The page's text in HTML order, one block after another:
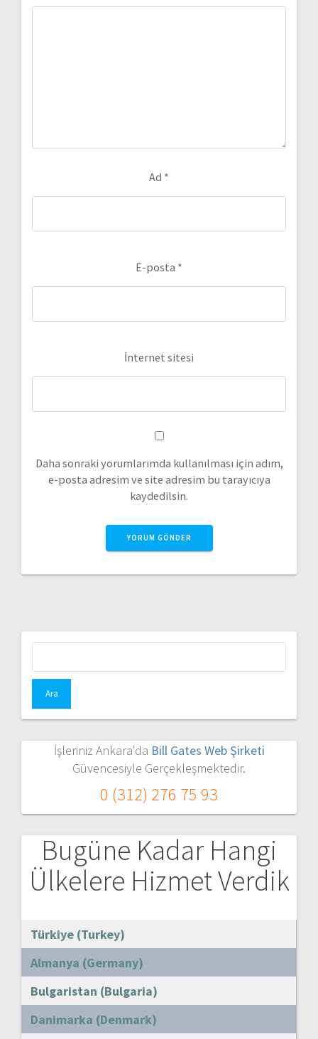
Ad *
E-posta *
İnternet sitesi
Daha sonraki yorumlarımda kullanılması için adım,
e-posta adresim ve site adresim bu tarayıcıya
kaydedilsin.
İşleriniz Ankara'da Bill Gates Web Şirketi
Güvencesiyle Gerçekleşmektedir.
0 (312) 276 75 93
Bugüne Kadar Hangi
Ülkelere Hizmet Verdik
Türkiye (Turkey)
Almanya (Germany)
Bulgaristan (Bulgaria)
Danimarka (Denmark)